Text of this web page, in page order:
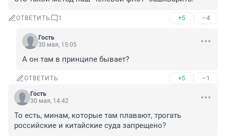
ОТВЕТИТЬ 1 +5 –4
Гость
30 мая, 15:05
А он там в принципе бывает?
ОТВЕТИТЬ +5 –1
Гость
30 мая, 14:42
То есть, минам, которые там плавают, трогать
российские и китайские суда запрещено?